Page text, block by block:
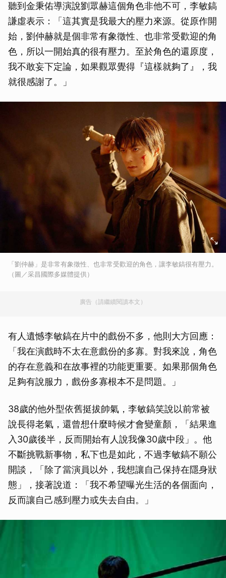
聽到金秉佑導演說劉眾赫這個角色非他不可，李敏鎬
謙虛表示：「這其實是我最大的壓力來源。從原作開
始，劉仲赫就是個非常有象徵性、也非常受歡迎的角
色，所以一開始真的很有壓力。至於角色的還原度，
我不敢妄下定論，如果觀眾覺得『這樣就夠了』，我
就很感謝了。」
「劉仲赫」是非常有象徵性、也非常受歡迎的角色，讓李敏鎬很有壓力。
（圖／采昌國際多媒體提供）
廣告（請繼續閱讀本文）
有人遺憾李敏鎬在片中的戲份不多，他則大方回應：
「我在演戲時不太在意戲份的多寡。對我來說，角色
的存在意義和在故事裡的功能更重要。如果那個角色
足夠有說服力，戲份多寡根本不是問題。」
38歲的他外型依舊挺拔帥氣，李敏鎬笑說以前常被
說長得老氣，還曾想什麼時候才會變童顏，「結果進
入30歲後半，反而開始有人說我像30歲中段」。他
不斷挑戰新事物，私下也是如此，不過李敏鎬不願公
開談，「除了當演員以外，我想讓自己保持在隱身狀
態」，接著說道：「我不希望曝光生活的各個面向，
反而讓自己感到壓力或失去自由。」